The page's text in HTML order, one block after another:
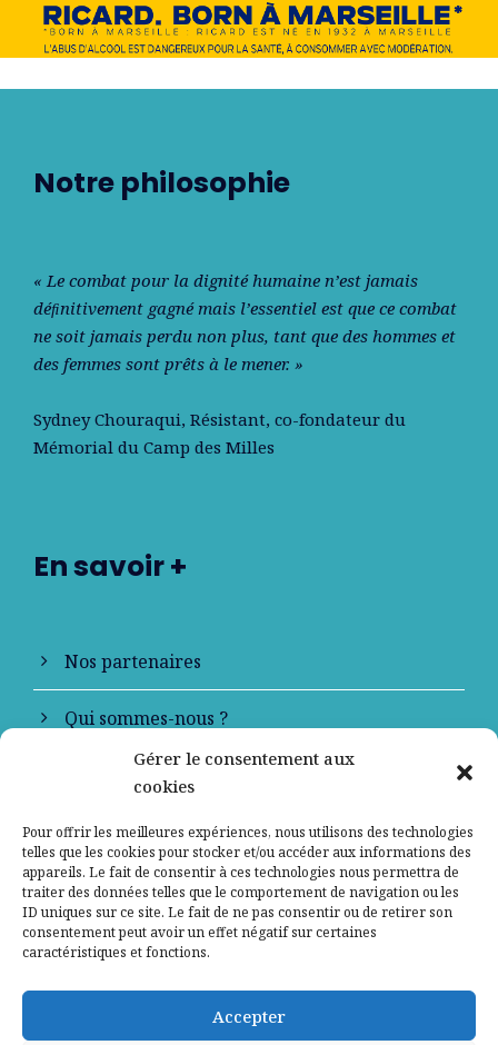
Gérer le consentement aux
cookies
Pour offrir les meilleures expériences, nous utilisons des technologies
telles que les cookies pour stocker et/ou accéder aux informations des
appareils. Le fait de consentir à ces technologies nous permettra de
traiter des données telles que le comportement de navigation ou les
ID uniques sur ce site. Le fait de ne pas consentir ou de retirer son
consentement peut avoir un effet négatif sur certaines
caractéristiques et fonctions.
Accepter
Notre philosophie
« Le combat pour la dignité humaine n’est jamais
déﬁnitivement gagné mais l’essentiel est que ce combat
ne soit jamais perdu non plus, tant que des hommes et
des femmes sont prêts à le mener. »
Sydney Chouraqui, Résistant, co-fondateur du
Mémorial du Camp des Milles
En savoir +
Nos partenaires
Qui sommes-nous ?
Contactez-nous
Mentions légales
Politique de confidentialité